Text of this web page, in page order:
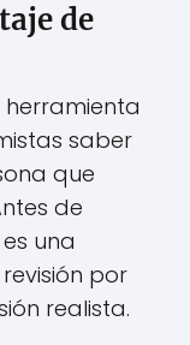
de
herramienta
saber
que
de
una
por
realista.